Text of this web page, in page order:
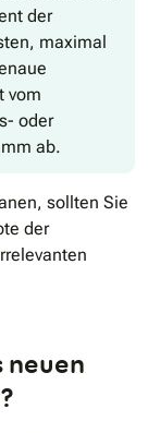
der
maximal
vom
oder
ab.
sollten Sie
der
neuen